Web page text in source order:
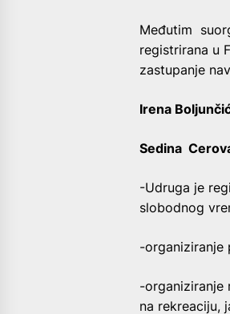
Međutim
registrirana u
zastupanje
Irena
Sedina
-Udruga je
slobodnog
-organiziranje
-organiziranje
na rekreaciju,